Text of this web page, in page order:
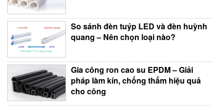
So sánh đèn tuýp LED và đèn huỳnh
quang – Nên chọn loại nào?
Gia công ron cao su EPDM – Giải
pháp làm kín, chống thấm hiệu quả
cho công